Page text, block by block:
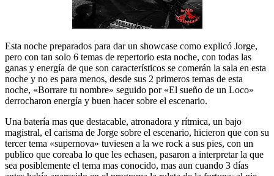
Esta noche preparados para dar un showcase como explicó Jorge,
pero con tan solo 6 temas de repertorio esta noche, con todas las
ganas y energía de que son característicos se comerán la sala en esta
noche y no es para menos, desde sus 2 primeros temas de esta
noche, «Borrare tu nombre» seguido por «El sueño de un Loco»
derrocharon energía y buen hacer sobre el escenario.
Una batería mas que destacable, atronadora y rítmica, un bajo
magistral, el carisma de Jorge sobre el escenario, hicieron que con su
tercer tema «supernova» tuviesen a la we rock a sus pies, con un
publico que coreaba lo que les echasen, pasaron a interpretar la que
sea posiblemente el tema mas conocido, mas aun cuando 3 días